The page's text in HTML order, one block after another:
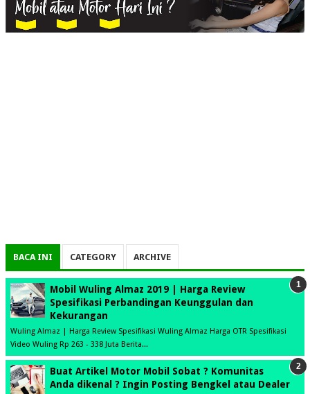
BACA INI CATEGORY ARCHIVE
Mobil Wuling Almaz 2019 | Harga Review
Spesifikasi Perbandingan Keunggulan dan
Kekurangan
Wuling Almaz | Harga Review Spesifikasi Wuling Almaz Harga OTR Spesifikasi
Video Wuling Rp 263 - 338 Juta Berita...
Buat Artikel Motor Mobil Sobat ? Komunitas
Anda dikenal ? Ingin Posting Bengkel atau Dealer